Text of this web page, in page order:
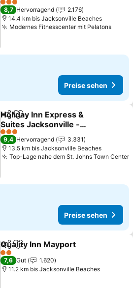
3 Sterne
8,7 Hervorragend
2.176
14.4 km bis Jacksonville Beaches
Modernes Fitnesscenter mit Pelatons
Preise sehen
TeilenZu Favoriten hinzufügen
Holiday Inn Express &
Suites Jacksonville -
Town Center By Ihg
3 Sterne
9,4 Hervorragend
3.331
13.5 km bis Jacksonville Beaches
Top-Lage nahe dem St. Johns Town Center
Preise sehen
TeilenZu Favoriten hinzufügen
Quality Inn Mayport
2 Sterne
7,6 Gut
1.620
11.2 km bis Jacksonville Beaches